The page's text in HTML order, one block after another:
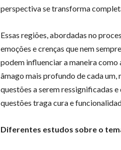
perspectiva se transforma
Essas regiões, abordadas no
emoções e crenças que nem
podem influenciar a maneira como
âmago mais profundo de cada
questões a serem ressignificadas
questões traga cura e
Diferentes estudos sobre o